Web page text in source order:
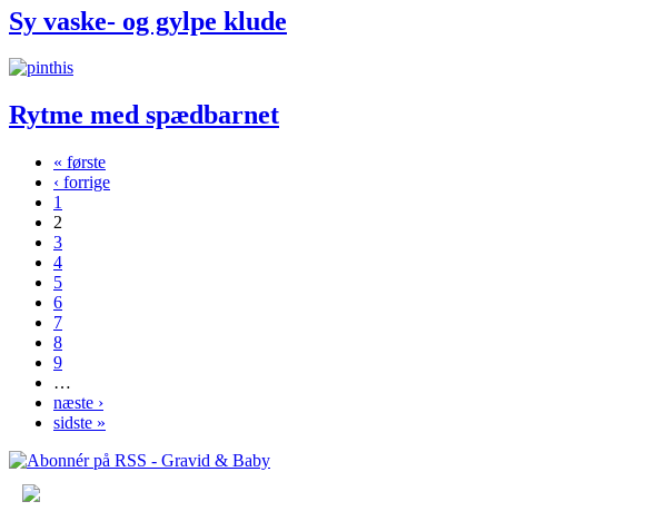
Sy vaske- og gylpe klude
Rytme med spædbarnet
Sider
« første
‹ forrige
1
2
3
4
5
6
7
8
9
…
næste ›
sidste »